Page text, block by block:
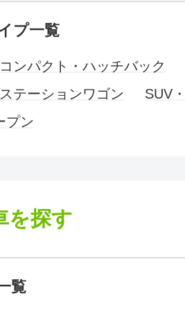
プ一覧
コンパクト・ハッチバック
ステーションワゴン
SUV
プン
を探す
覧